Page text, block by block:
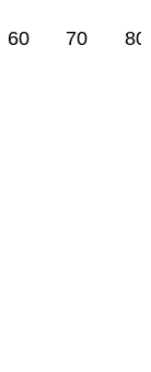
60 70 80